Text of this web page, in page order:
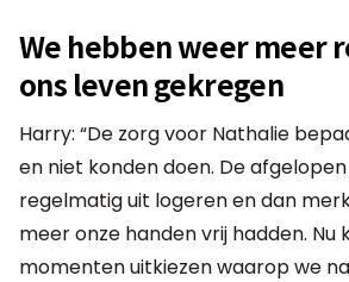
We hebben weer meer
ons leven gekregen
Harry: “De zorg voor Nathalie
en niet konden doen. De
regelmatig uit logeren en dan
meer onze handen vrij hadden. Nu
momenten uitkiezen waarop we